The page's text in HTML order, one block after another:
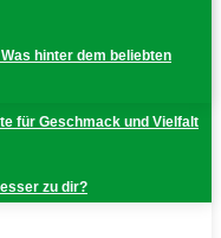
hinter dem beliebten
für Geschmack und Vielfalt
zu dir?